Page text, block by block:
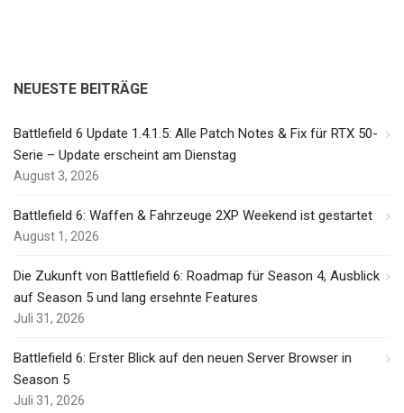
NEUESTE BEITRÄGE
Battlefield 6 Update 1.4.1.5: Alle Patch Notes & Fix für RTX 50-
Serie – Update erscheint am Dienstag
August 3, 2026
Battlefield 6: Waffen & Fahrzeuge 2XP Weekend ist gestartet
August 1, 2026
Die Zukunft von Battlefield 6: Roadmap für Season 4, Ausblick
auf Season 5 und lang ersehnte Features
Juli 31, 2026
Battlefield 6: Erster Blick auf den neuen Server Browser in
Season 5
Juli 31, 2026